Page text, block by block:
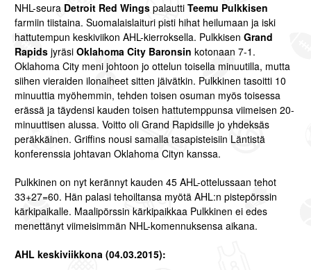
NHL-seura Detroit Red Wings palautti Teemu Pulkkisen
farmiin tiistaina. Suomalaislaituri pisti hihat heilumaan ja iski
hattutempun keskiviikon AHL-kierroksella. Pulkkisen Grand
Rapids jyräsi Oklahoma City Baronsin kotonaan 7-1.
Oklahoma City meni johtoon jo ottelun toisella minuutilla, mutta
siihen vieraiden ilonaiheet sitten jäivätkin. Pulkkinen tasoitti 10
minuuttia myöhemmin, tehden toisen osuman myös toisessa
erässä ja täydensi kauden toisen hattutemppunsa viimeisen 20-
minuuttisen alussa. Voitto oli Grand Rapidsille jo yhdeksäs
peräkkäinen. Griffins nousi samalla tasapisteisiin Läntistä
konferenssia johtavan Oklahoma Cityn kanssa.
Pulkkinen on nyt kerännyt kauden 45 AHL-ottelussaan tehot
33+27=60. Hän palasi tehoiltansa myötä AHL:n pistepörssin
kärkipaikalle. Maalipörssin kärkipaikkaa Pulkkinen ei edes
menettänyt viimeisimmän NHL-komennuksensa aikana.
AHL keskiviikkona (04.03.2015):